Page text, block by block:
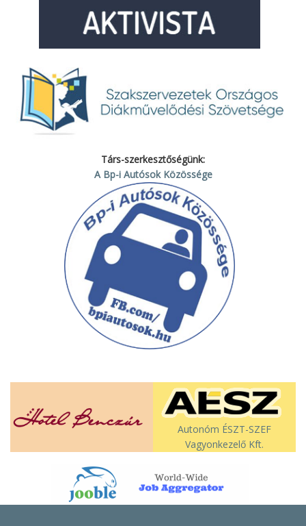
Társ-szerkesztőségünk:
A Bp-i Autósok Közössége
Autonóm ÉSZT-SZEF
Vagyonkezelő Kft.